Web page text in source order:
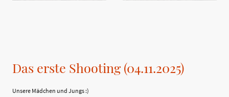
Das erste Shooting (04.11.2025)
Unsere Mädchen und Jungs :)